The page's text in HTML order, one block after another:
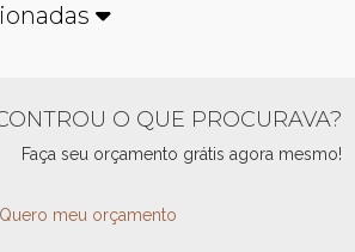
O QUE PROCURAVA?
Faça seu orçamento grátis agora mesmo!
Quero meu orçamento